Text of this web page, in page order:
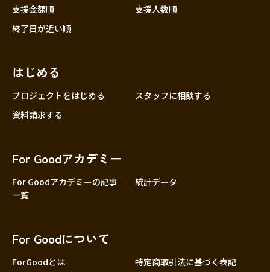
中国
支援金額順
支援人数順
終了日が近い順
はじめる
プロジェクトをはじめる
スタッフに相談する
資料請求する
For Goodアカデミー
For Goodアカデミーの記事
一覧
統計データ
For Goodについて
ForGoodとは
特定商取引法に基づく表記